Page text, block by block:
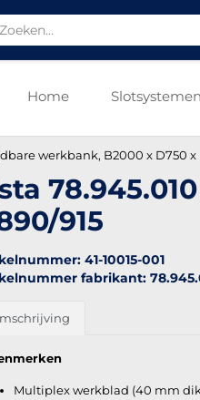
Home Slotsystemen
werkbank, B2000 x D750 x
915
41-10015-001
fabrikant:
Multiplex werkblad (40 mm